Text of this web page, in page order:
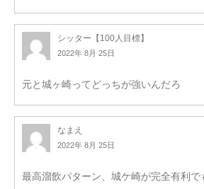
シッター【100人目標】
2022年 8月 25日
元と城ヶ崎ってどっちが強いんだろ
なまえ
2022年 8月 25日
最高溜飲パターン、城ケ崎が完全有利で